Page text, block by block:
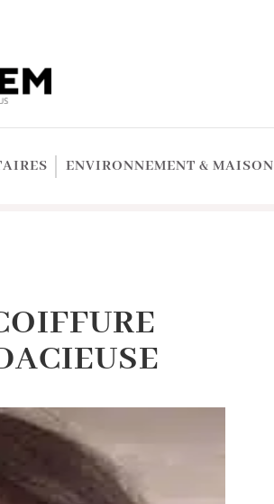
ENVIRONNEMENT & MAISON